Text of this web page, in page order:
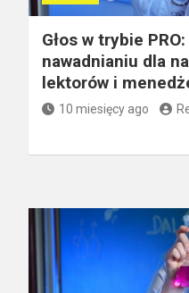
Głos w trybie PRO:
nawadnianiu dla
lektorów i
10 miesięcy ago